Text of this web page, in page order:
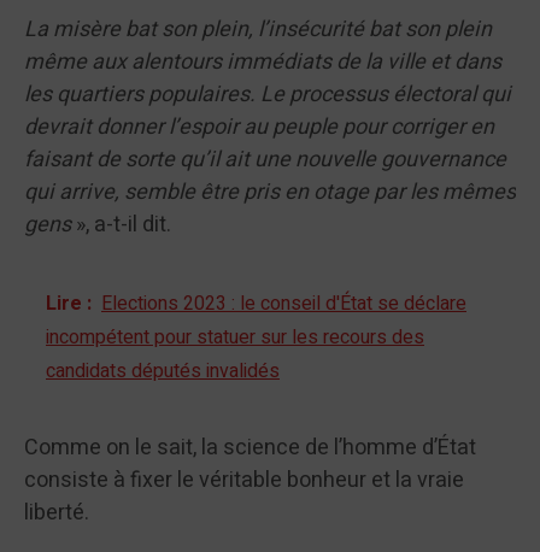
La misère bat son plein, l’insécurité bat son plein
même aux alentours immédiats de la ville et dans
les quartiers populaires. Le processus électoral qui
devrait donner l’espoir au peuple pour corriger en
faisant de sorte qu’il ait une nouvelle gouvernance
qui arrive, semble être pris en otage par les mêmes
gens», a-t-il dit.
Lire : Elections 2023 : le conseil d'État se déclare
incompétent pour statuer sur les recours des
candidats députés invalidés
Comme on le sait, la science de l’homme d’État
consiste à fixer le véritable bonheur et la vraie
liberté.